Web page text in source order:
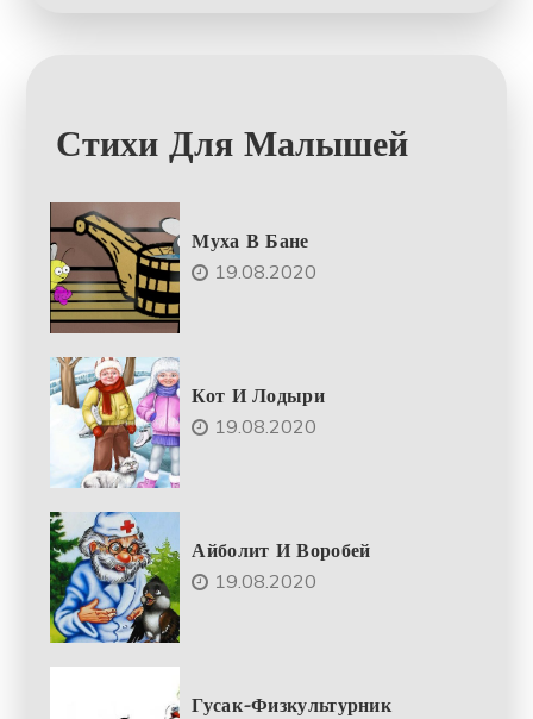
Стихи Для Малышей
Муха В Бане
19.08.2020
Кот И Лодыри
19.08.2020
Айболит И Воробей
19.08.2020
Гусак-Физкультурник